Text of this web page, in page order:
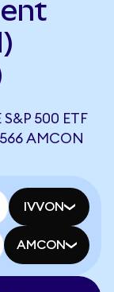
500 ETF
AMCON
IVVON
AMCON